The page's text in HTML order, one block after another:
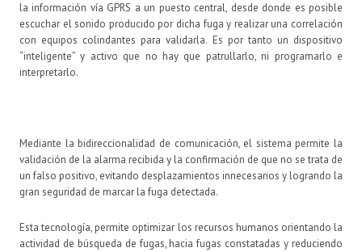
la información vía GPRS a un puesto central, desde donde es posible
escuchar el sonido producido por dicha fuga y realizar una correlación
con equipos colindantes para validarla. Es por tanto un dispositivo
“inteligente” y activo que no hay que patrullarlo, ni programarlo e
interpretarlo.
Mediante la bidireccionalidad de comunicación, el sistema permite la
validación de la alarma recibida y la confirmación de que no se trata de
un falso positivo, evitando desplazamientos innecesarios y logrando la
gran seguridad de marcar la fuga detectada.
Esta tecnología, permite optimizar los recursos humanos orientando la
actividad de búsqueda de fugas, hacia fugas constatadas y reduciendo